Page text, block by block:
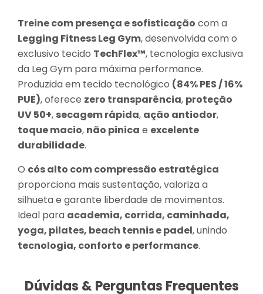
Treine com presença e sofisticação com a
Legging Fitness Leg Gym, desenvolvida com o
exclusivo tecido TechFlex™, tecnologia exclusiva
da Leg Gym para máxima performance.
Produzida em tecido tecnológico (84% PES / 16%
PUE), oferece zero transparência, proteção
UV 50+, secagem rápida, ação antiodor,
toque macio, não pinica e excelente
durabilidade.
O cós alto com compressão estratégica
proporciona mais sustentação, valoriza a
silhueta e garante liberdade de movimentos.
Ideal para academia, corrida, caminhada,
yoga, pilates, beach tennis e padel, unindo
tecnologia, conforto e performance.
Dúvidas & Perguntas Frequentes